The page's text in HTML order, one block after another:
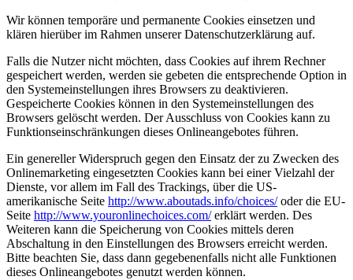
Wir können temporäre und permanente Cookies einsetzen und
klären hierüber im Rahmen unserer Datenschutzerklärung auf.
Falls die Nutzer nicht möchten, dass Cookies auf ihrem Rechner
gespeichert werden, werden sie gebeten die entsprechende Option in
den Systemeinstellungen ihres Browsers zu deaktivieren.
Gespeicherte Cookies können in den Systemeinstellungen des
Browsers gelöscht werden. Der Ausschluss von Cookies kann zu
Funktionseinschränkungen dieses Onlineangebotes führen.
Ein genereller Widerspruch gegen den Einsatz der zu Zwecken des
Onlinemarketing eingesetzten Cookies kann bei einer Vielzahl der
Dienste, vor allem im Fall des Trackings, über die US-
amerikanische Seite http://www.aboutads.info/choices/oder die EU-
Seite http://www.youronlinechoices.com/erklärt werden. Des
Weiteren kann die Speicherung von Cookies mittels deren
Abschaltung in den Einstellungen des Browsers erreicht werden.
Bitte beachten Sie, dass dann gegebenenfalls nicht alle Funktionen
dieses Onlineangebotes genutzt werden können.